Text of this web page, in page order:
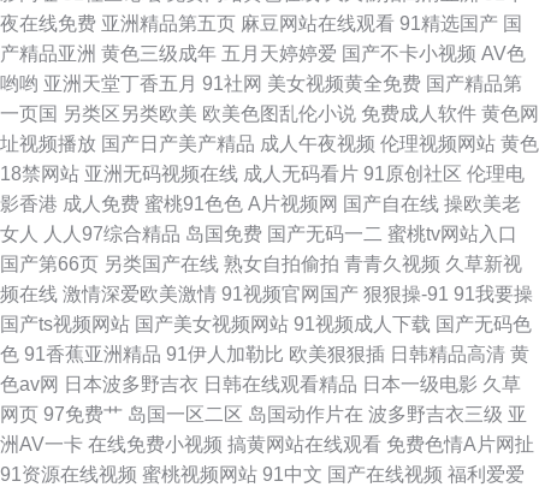
51 五月亭亭丁香 91版动漫视 国产福利视频99 欧美午夜 欧美黄色网 午夜剧
场欧美A片
夜在线免费 亚洲精品第五页 麻豆网站在线观看 91精选国产 国
产精品亚洲 黄色三级成年 五月天婷婷爱 国产不卡小视频 AV色
哟哟 亚洲天堂丁香五月 91社网 美女视频黄全免费 国产精品第
一页国 另类区另类欧美 欧美色图乱伦小说 免费成人软件 黄色网
址视频播放 国产日产美产精品 成人午夜视频 伦理视频网站 黄色
18禁网站 亚洲无码视频在线 成人无码看片 91原创社区 伦理电
影香港 成人免费 蜜桃91色色 A片视频网 国产自在线 操欧美老
女人
人人97综合精品 岛国免费 国产无码一二 蜜桃tv网站入口
国产第66页 另类国产在线 熟女自拍偷拍 青青久视频 久草新视
频在线 激情深爱欧美激情 91视频官网国产 狠狠操-91 91我要操
国产ts视频网站 国产美女视频网站 91视频成人下载 国产无码色
色 91香蕉亚洲精品 91伊人加勒比 欧美狠狠插 日韩精品高清 黄
色av网 日本波多野吉衣 日韩在线观看精品 日本一级电影 久草
网页 97免费艹 岛国一区二区 岛国动作片在 波多野吉衣三级 亚
洲AV一卡 在线免费小视频 搞黄网站在线观看 免费色情A片网扯
91资源在线视频 蜜桃视频网站 91中文 国产在线视频 福利爱爱